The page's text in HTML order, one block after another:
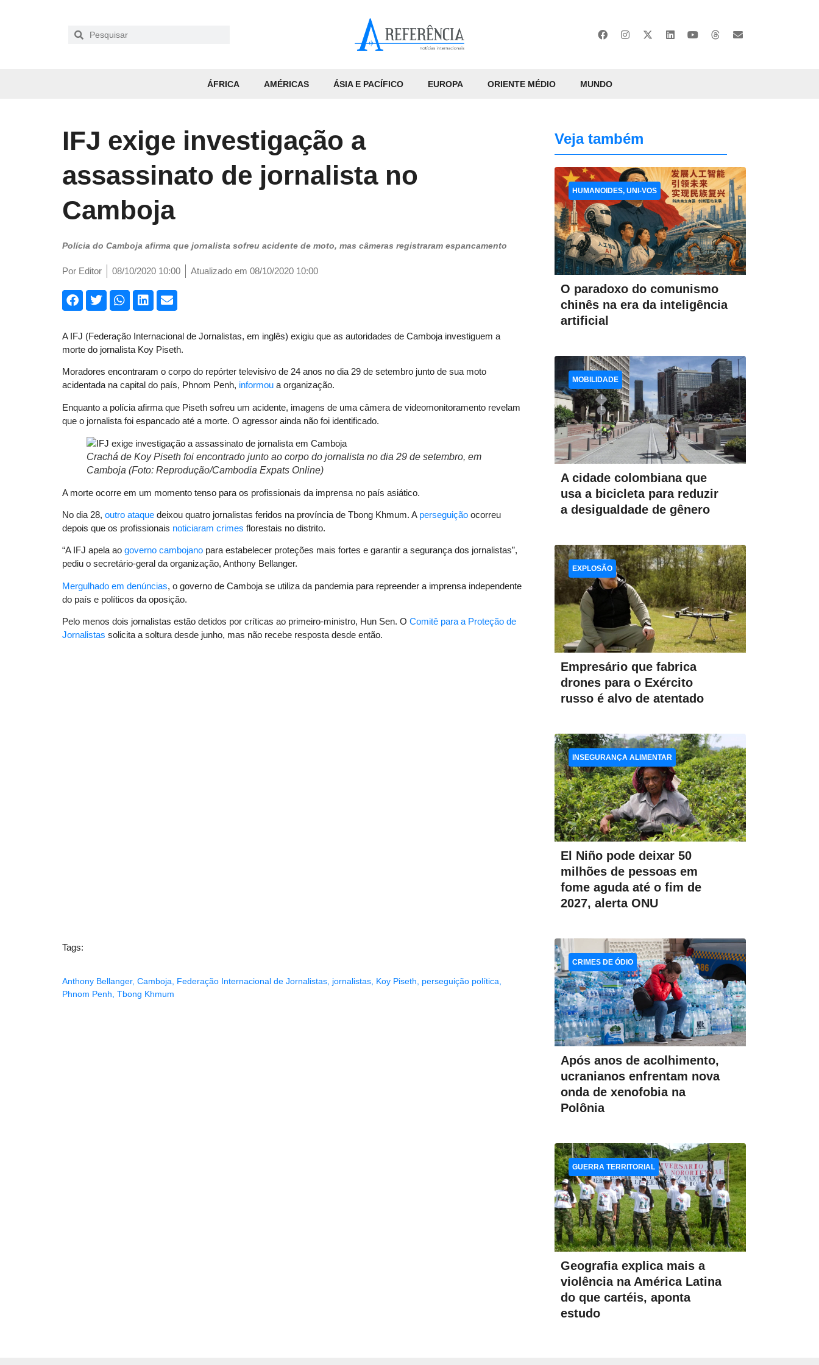
ÁFRICA AMÉRICAS ÁSIA E PACÍFICO EUROPA ORIENTE MÉDIO MUNDO
IFJ exige investigação a
assassinato de jornalista no
Camboja
Polícia do Camboja afirma que jornalista sofreu acidente de moto, mas câmeras registraram espancamento
Por Editor 08/10/2020 10:00 Atualizado em 08/10/2020 10:00
A IFJ (Federação Internacional de Jornalistas, em inglês) exigiu que as autoridades de Camboja investiguem a
morte do jornalista Koy Piseth.
Moradores encontraram o corpo do repórter televisivo de 24 anos no dia 29 de setembro junto de sua moto
acidentada na capital do país, Phnom Penh, informou a organização.
Enquanto a polícia afirma que Piseth sofreu um acidente, imagens de uma câmera de videomonitoramento revelam
que o jornalista foi espancado até a morte. O agressor ainda não foi identificado.
Crachá de Koy Piseth foi encontrado junto ao corpo do jornalista no dia 29 de setembro, em
Camboja (Foto: Reprodução/Cambodia Expats Online)
A morte ocorre em um momento tenso para os profissionais da imprensa no país asiático.
No dia 28, outro ataque deixou quatro jornalistas feridos na província de Tbong Khmum. A perseguição ocorreu
depois que os profissionais noticiaram crimes florestais no distrito.
“A IFJ apela ao governo cambojano para estabelecer proteções mais fortes e garantir a segurança dos jornalistas”,
pediu o secretário-geral da organização, Anthony Bellanger.
Mergulhado em denúncias, o governo de Camboja se utiliza da pandemia para repreender a imprensa independente
do país e políticos da oposição.
Pelo menos dois jornalistas estão detidos por críticas ao primeiro-ministro, Hun Sen. O Comitê para a Proteção de
Jornalistas solicita a soltura desde junho, mas não recebe resposta desde então.
Tags:
Anthony Bellanger, Camboja Federação Internacional de Jornalistas jornalistas Koy Piseth perseguição política
Phnom Penh Tbong Khmum
Veja também
O paradoxo do comunismo
chinês na era da inteligência
artificial
HUMANOIDES, UNI-VOS
A cidade colombiana que
usa a bicicleta para reduzir
a desigualdade de gênero
MOBILIDADE
Empresário que fabrica
drones para o Exército
russo é alvo de atentado
EXPLOSÃO
El Niño pode deixar 50
milhões de pessoas em
fome aguda até o fim de
2027, alerta ONU
INSEGURANÇA ALIMENTAR
Após anos de acolhimento,
ucranianos enfrentam nova
onda de xenofobia na
Polônia
CRIMES DE ÓDIO
Geografia explica mais a
violência na América Latina
do que cartéis, aponta
estudo
GUERRA TERRITORIAL